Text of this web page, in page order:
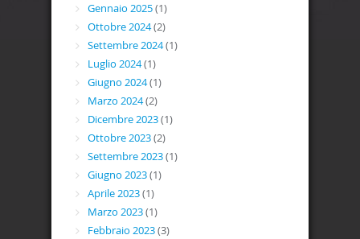
Gennaio 2025(1)
Ottobre 2024(2)
Settembre 2024(1)
Luglio 2024(1)
Giugno 2024(1)
Marzo 2024(2)
Dicembre 2023(1)
Ottobre 2023(2)
Settembre 2023(1)
Giugno 2023(1)
Aprile 2023(1)
Marzo 2023(1)
Febbraio 2023(3)